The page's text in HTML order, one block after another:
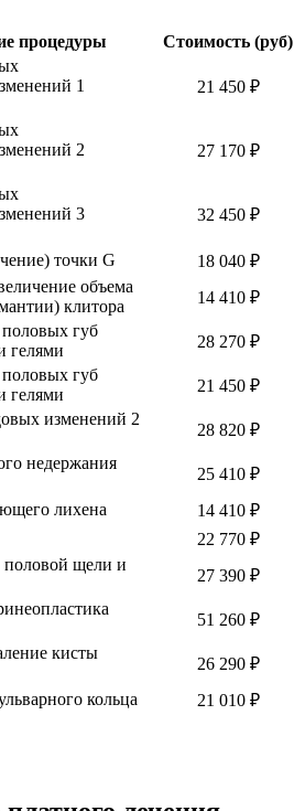
процедуры
Стоимость (руб)
1
21 450 ₽
2
27 170 ₽
3
32 450 ₽
точки G
18 040 ₽
объема
клитора
14 410 ₽
губ
гелями
28 270 ₽
губ
гелями
21 450 ₽
изменений 2
28 820 ₽
недержания
25 410 ₽
лихена
14 410 ₽
22 770 ₽
щели и
27 390 ₽
51 260 ₽
кисты
26 290 ₽
кольца
21 010 ₽